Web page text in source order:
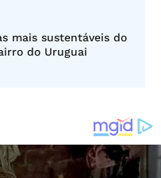
mais sustentáveis do
do Uruguai